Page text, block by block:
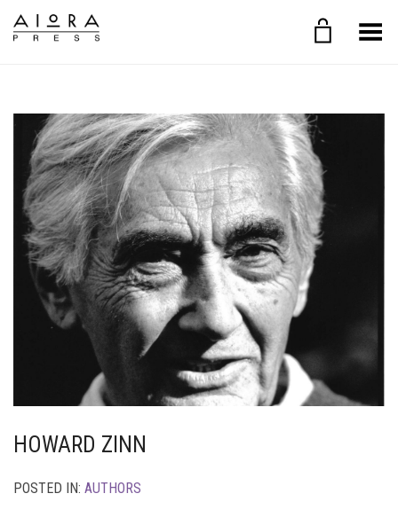
Toggle Menu
HOWARD ZINN
POSTED IN: AUTHORS